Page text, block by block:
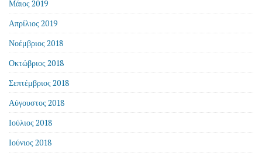
Μάιος 2019
Απρίλιος 2019
Νοέμβριος 2018
Οκτώβριος 2018
Σεπτέμβριος 2018
Αύγουστος 2018
Ιούλιος 2018
Ιούνιος 2018